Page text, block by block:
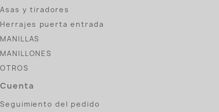
Asas y tiradores
Herrajes puerta entrada
MANILLAS
MANILLONES
OTROS
Cuenta
Seguimiento del pedido